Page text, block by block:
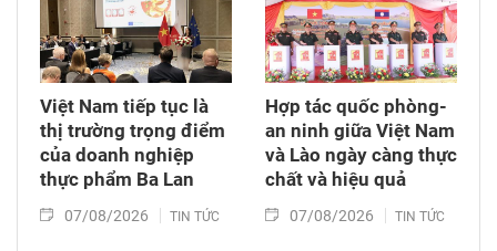
Việt Nam tiếp tục là
thị trường trọng điểm
của doanh nghiệp
thực phẩm Ba Lan
07/08/2026 TIN TỨC
Hợp tác quốc phòng-
an ninh giữa Việt Nam
và Lào ngày càng thực
chất và hiệu quả
07/08/2026 TIN TỨC